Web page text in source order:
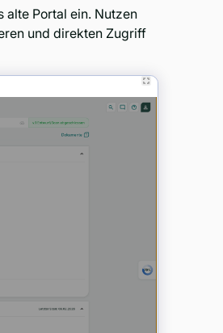
alte Portal ein. Nutzen
und direkten Zugriff